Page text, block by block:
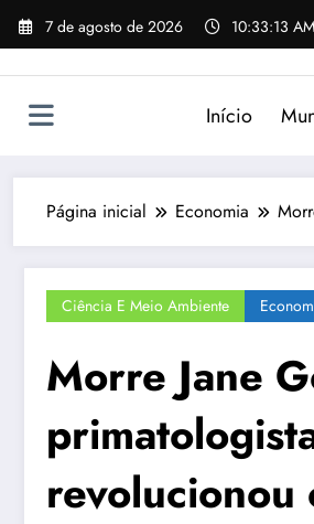
Pular
para
7 de agosto de 2026 10:33:13 AM
Início
Página inicial Economia
Ciência E Meio Ambiente
Morre Jane
revolucionou